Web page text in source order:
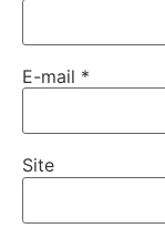
E-mail *
Site